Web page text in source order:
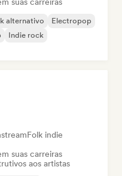
alternativo
Electropop
Indie rock
Folk indie
suas carreiras
aos artistas